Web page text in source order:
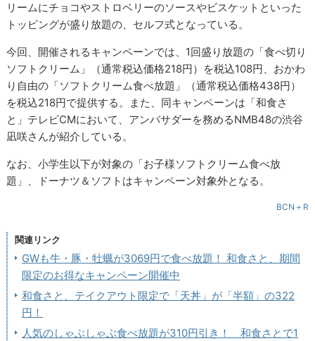
リームにチョコやストロベリーのソースやビスケットといった
トッピングが盛り放題の、セルフ式となっている。
今回、開催されるキャンペーンでは、1回盛り放題の「食べ切り
ソフトクリーム」（通常税込価格218円）を税込108円、おかわ
り自由の「ソフトクリーム食べ放題」（通常税込価格438円）
を税込218円で提供する。また、同キャンペーンは「和食さ
と」テレビCMにおいて、アンバサダーを務めるNMB48の渋谷
凪咲さんが紹介している。
なお、小学生以下が対象の「お子様ソフトクリーム食べ放
題」、ドーナツ＆ソフトはキャンペーン対象外となる。
BCN＋R
関連リンク
GWも牛・豚・牡蠣が3069円で食べ放題！ 和食さと、期間
限定のお得なキャンペーン開催中
和食さと、テイクアウト限定で「天丼」が「半額」の322
円！
人気のしゃぶしゃぶ食べ放題が310円引き！ 和食さとで1